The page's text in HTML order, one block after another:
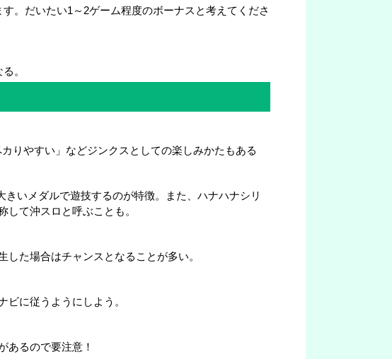
。だいたい1～2ゲーム程度のボーナスと考えてくださ
。
りやすい」などジンクスとしての楽しみかたもある
いメダルで遊技するのが特徴。また、ハナハナシリ
て沖スロと呼ぶことも。
た場合はチャンスとなることが多い。
に従うようにしよう。
あるので要注意！